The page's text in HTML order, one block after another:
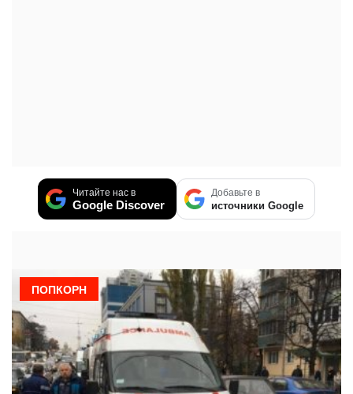
Читайте нас в
Google Discover
Добавьте в
источники Google
ПОПКОРН